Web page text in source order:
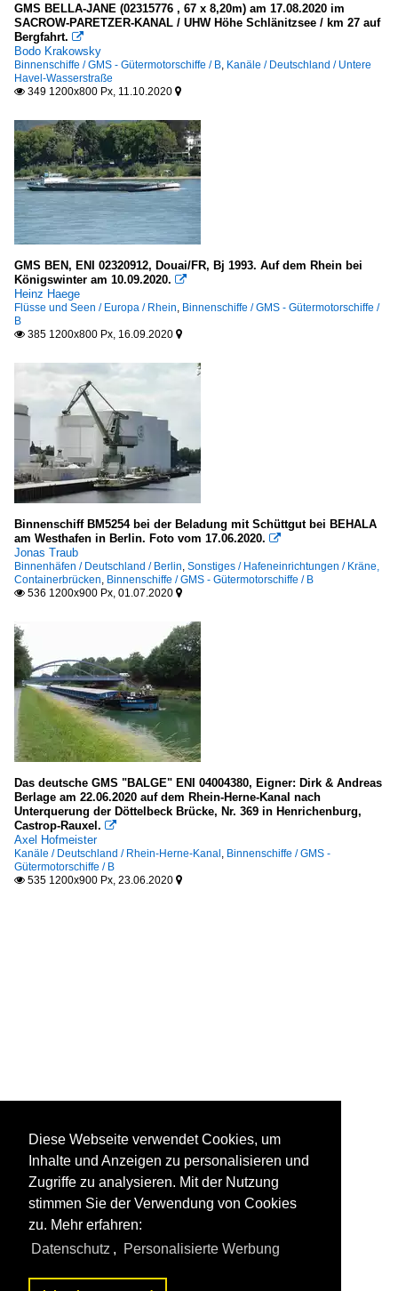
GMS BELLA-JANE (02315776 , 67 x 8,20m) am 17.08.2020 im
SACROW-PARETZER-KANAL / UHW Höhe Schlänitzsee / km 27 auf
Bergfahrt. 
Bodo Krakowsky
Binnenschiffe / GMS - Gütermotorschiffe / B, Kanäle / Deutschland / Untere
Havel-Wasserstraße
 349 1200x800 Px, 11.10.2020 
GMS BEN, ENI 02320912, Douai/FR, Bj 1993. Auf dem Rhein bei
Königswinter am 10.09.2020. 
Heinz Haege
Flüsse und Seen / Europa / Rhein, Binnenschiffe / GMS - Gütermotorschiffe /
B
 385 1200x800 Px, 16.09.2020 
Binnenschiff BM5254 bei der Beladung mit Schüttgut bei BEHALA
am Westhafen in Berlin. Foto vom 17.06.2020. 
Jonas Traub
Binnenhäfen / Deutschland / Berlin, Sonstiges / Hafeneinrichtungen / Kräne,
Containerbrücken, Binnenschiffe / GMS - Gütermotorschiffe / B
 536 1200x900 Px, 01.07.2020 
Das deutsche GMS "BALGE" ENI 04004380, Eigner: Dirk & Andreas
Berlage am 22.06.2020 auf dem Rhein-Herne-Kanal nach
Unterquerung der Döttelbeck Brücke, Nr. 369 in Henrichenburg,
Castrop-Rauxel. 
Axel Hofmeister
Kanäle / Deutschland / Rhein-Herne-Kanal, Binnenschiffe / GMS -
Gütermotorschiffe / B
 535 1200x900 Px, 23.06.2020 
Diese Webseite verwendet Cookies, um
Inhalte und Anzeigen zu personalisieren und
Zugriffe zu analysieren. Mit der Nutzung
stimmen Sie der Verwendung von Cookies
zu. Mehr erfahren:
Datenschutz , Personalisierte Werbung